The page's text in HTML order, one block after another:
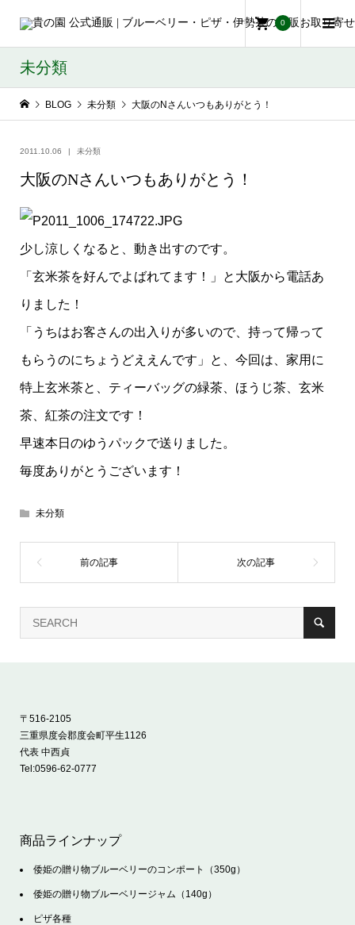
0
未分類
BLOG 未分類 大阪のNさんいつもありがとう！
2011.10.06 未分類
大阪のNさんいつもありがとう！
少し涼しくなると、動き出すのです。
「玄米茶を好んでよばれてます！」と大阪から電話あ
りました！
「うちはお客さんの出入りが多いので、持って帰って
もらうのにちょうどええんです」と、今回は、家用に
特上玄米茶と、ティーバッグの緑茶、ほうじ茶、玄米
茶、紅茶の注文です！
早速本日のゆうパックで送りました。
毎度ありがとうございます！
未分類
〒516-2105
三重県度会郡度会町平生1126
代表 中西貞
Tel:0596-62-0777
商品ラインナップ
倭姫の贈り物ブルーベリーのコンポート（350g）
倭姫の贈り物ブルーベリージャム（140g）
ピザ各種